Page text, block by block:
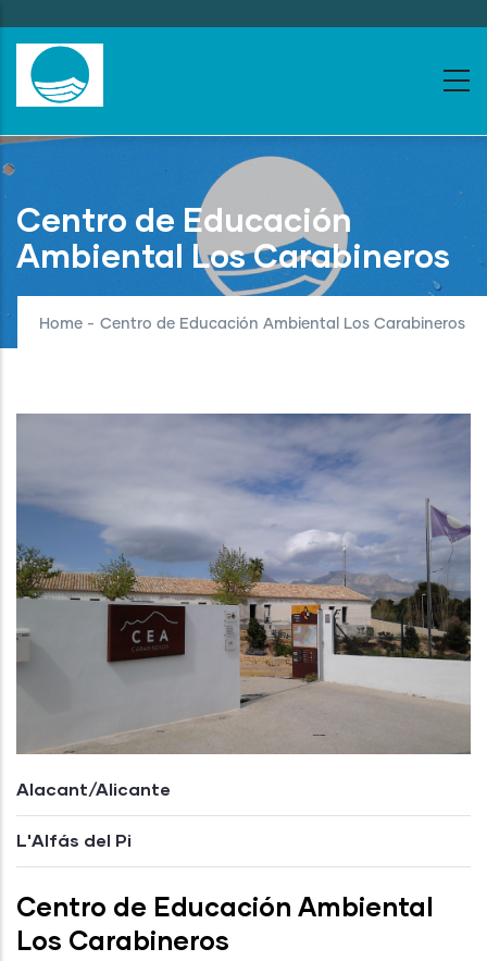
to
main
content
Centro de Educación
Ambiental Los Carabineros
Home - Centro de Educación Ambiental Los Carabineros
Alacant/Alicante
L'Alfás del Pi
Centro de Educación Ambiental
Los Carabineros